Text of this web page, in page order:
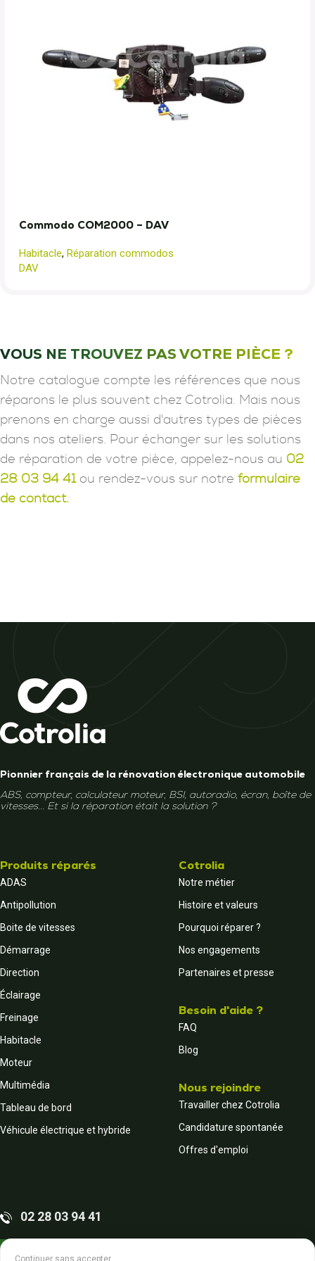
Commodo COM2000 – DAV
Habitacle, Réparation commodos
DAV
VOUS NE TROUVEZ PAS VOTRE PIÈCE ?
Notre catalogue compte les références que nous
réparons le plus souvent chez Cotrolia. Mais nous
prenons en charge aussi d'autres types de pièces
dans nos ateliers. Pour échanger sur les solutions
de réparation de votre pièce, appelez-nous au 02
28 03 94 41ou rendez-vous sur notre formulaire
de contact.
Pionnier français de la rénovation électronique automobile
ABS, compteur, calculateur moteur, BSI, autoradio, écran, boîte de
vitesses... Et si la réparation était la solution ?
Produits réparés
ADAS
Antipollution
Boite de vitesses
Démarrage
Direction
Éclairage
Freinage
Habitacle
Moteur
Multimédia
Tableau de bord
Véhicule électrique et hybride
Cotrolia
Notre métier
Histoire et valeurs
Pourquoi réparer ?
Nos engagements
Partenaires et presse
Besoin d'aide ?
FAQ
Blog
Nous rejoindre
Travailler chez Cotrolia
Candidature spontanée
Offres d'emploi
02 28 03 94 41
Continuer sans accepter